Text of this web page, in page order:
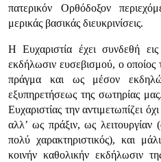
πατερικόν Ορθόδοξον
μερικάς βασικάς διευκρινίσεις.
Η Ευχαριστία έχει συνδεθή
εκδήλωσιν ευσεβισμού, ο οποίος
πράγμα και ως μέσον
εξυπηρετήσεως της σωτηρίας
Ευχαριστίας την αντιμετωπίζει
αλλ’ ως πράξιν, ως λειτουργίαν
πολύ χαρακτηριστικός), και
κοινήν καθολικήν εκδήλωσιν